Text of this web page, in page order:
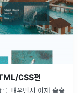
CSS편
배우면서 이제 슬슬